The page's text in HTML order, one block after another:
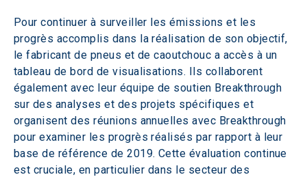
Pour continuer à surveiller les émissions et les
progrès accomplis dans la réalisation de son objectif,
le fabricant de pneus et de caoutchouc a accès à un
tableau de bord de visualisations. Ils collaborent
également avec leur équipe de soutien Breakthrough
sur des analyses et des projets spécifiques et
organisent des réunions annuelles avec Breakthrough
pour examiner les progrès réalisés par rapport à leur
base de référence de 2019. Cette évaluation continue
est cruciale, en particulier dans le secteur des